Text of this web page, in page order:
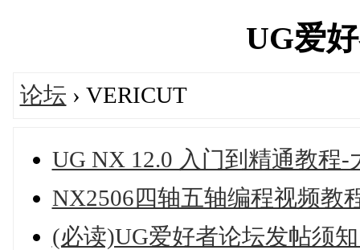
UG爱
论坛 › VERICUT
UG NX 12.0 入门到精通教程
NX2506四轴五轴编程视频教
(必读)UG爱好者论坛发帖须